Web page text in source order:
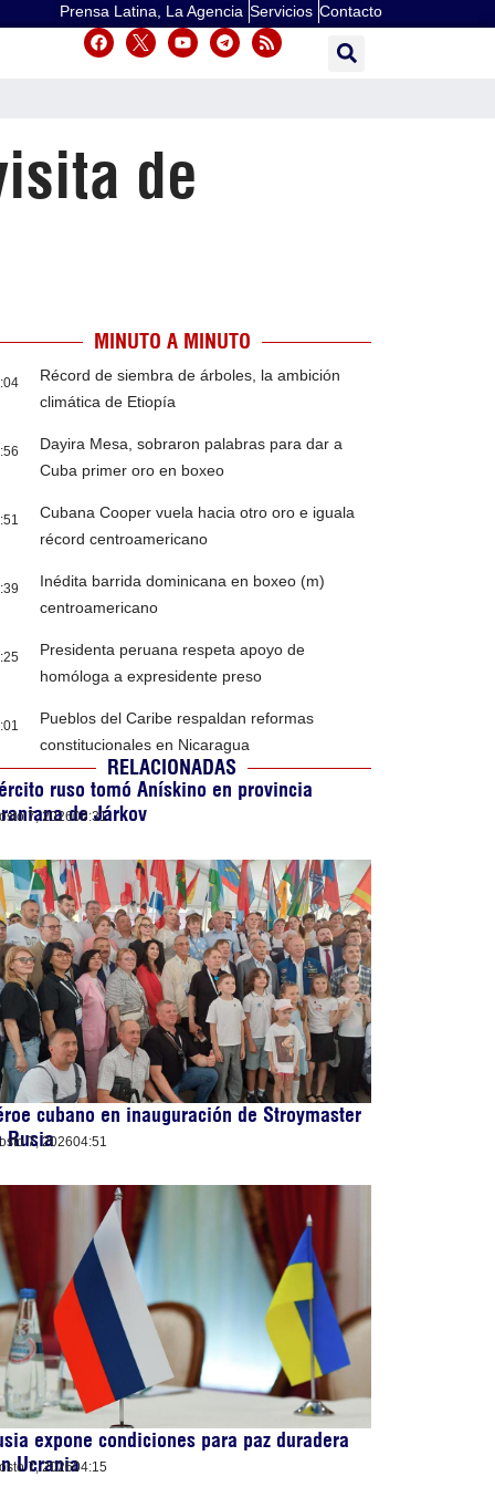
Prensa Latina, La Agencia Servicios Contacto
de
MINUTO A MINUTO
Récord de siembra de árboles, la ambición
climática de Etiopía
Dayira Mesa, sobraron palabras para dar a
Cuba primer oro en boxeo
Cubana Cooper vuela hacia otro oro e iguala
récord centroamericano
Inédita barrida dominicana en boxeo (m)
centroamericano
Presidenta peruana respeta apoyo de
homóloga a expresidente preso
Pueblos del Caribe respaldan reformas
constitucionales en Nicaragua
RELACIONADAS
ruso tomó Anískino en provincia
de Járkov
7, 202606:31
cubano en inauguración de Stroymaster
Rusia
7, 202604:51
expone condiciones para paz duradera
Ucrania
7, 202604:15